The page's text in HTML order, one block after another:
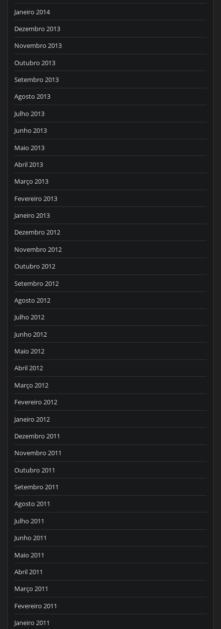
Janeiro 2014
Dezembro 2013
Novembro 2013
Outubro 2013
Setembro 2013
Agosto 2013
Julho 2013
Junho 2013
Maio 2013
Abril 2013
Março 2013
Fevereiro 2013
Janeiro 2013
Dezembro 2012
Novembro 2012
Outubro 2012
Setembro 2012
Agosto 2012
Julho 2012
Junho 2012
Maio 2012
Abril 2012
Março 2012
Fevereiro 2012
Janeiro 2012
Dezembro 2011
Novembro 2011
Outubro 2011
Setembro 2011
Agosto 2011
Julho 2011
Junho 2011
Maio 2011
Abril 2011
Março 2011
Fevereiro 2011
Janeiro 2011